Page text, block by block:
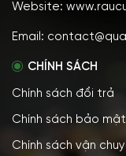
Website:
Email:
CHÍNH SÁCH
Chính sách đổi trả
Chính sách bảo mật
Chính sách vận